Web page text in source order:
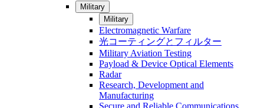
Military
Military
Electromagnetic Warfare
光コーティングとフィルター
Military Aviation Testing
Payload & Device Optical Elements
Radar
Research, Development and
Manufacturing